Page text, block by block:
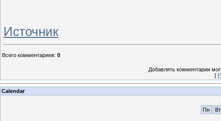
Источник
Всего комментариев: 0
Добавлять комментарии
[
Calendar
Пн
Вт